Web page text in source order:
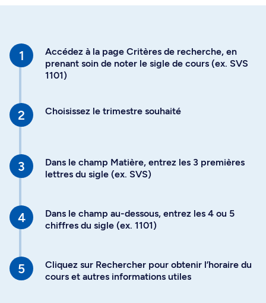
Accédez à la page Critères de recherche, en
prenant soin de noter le sigle de cours (ex. SVS
1101)
Choisissez le trimestre souhaité
Dans le champ Matière, entrez les 3 premières
lettres du sigle (ex. SVS)
Dans le champ au-dessous, entrez les 4 ou 5
chiffres du sigle (ex. 1101)
Cliquez sur Rechercher pour obtenir l’horaire du
cours et autres informations utiles